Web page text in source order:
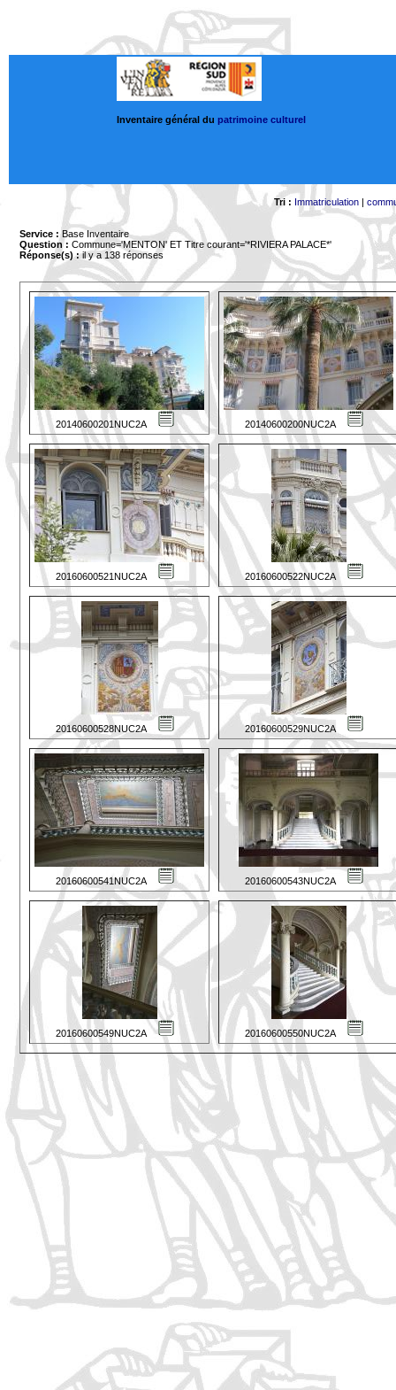
Inventaire général du patrimoine culturel
Tri : Immatriculation|
Service : Base Inventaire
Question : Commune='MENTON' ET Titre courant='*RIVIERA PALACE*'
Réponse(s) :il y a 138 réponses
20140600201NUC2A 20140600200NUC2A
20160600521NUC2A 20160600522NUC2A
20160600528NUC2A 20160600529NUC2A
20160600541NUC2A 20160600543NUC2A
20160600549NUC2A 20160600550NUC2A